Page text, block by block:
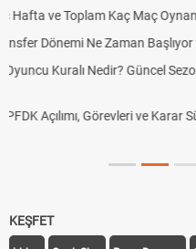
Skor Ne Demek?
Futbol Nasıl
Deplasman Golü
DGS Sonuçları Ne
KEŞFET